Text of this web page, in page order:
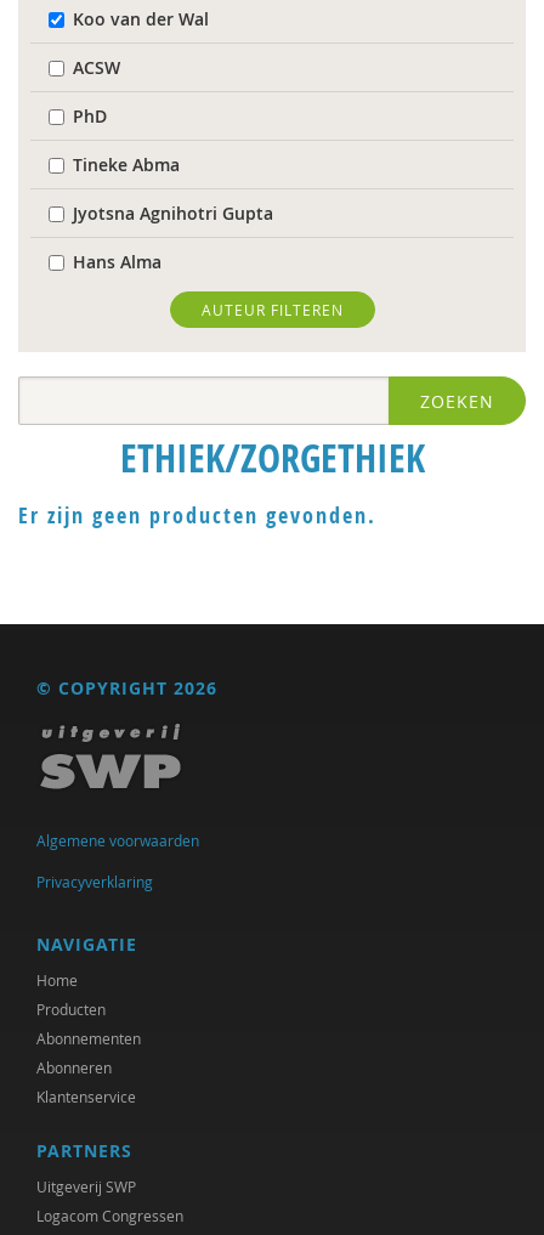
Koo van der Wal
ACSW
PhD
Tineke Abma
Jyotsna Agnihotri Gupta
Hans Alma
Christa Anbeek
Andries Baart
Geert Bettinger
Marieke Borren
Gustaaf Bos
Hielke Bosma
Bernice Bovenkerk
Arjan Broers
Richard Brons
Margreet Bruens
Richard de Brabander
Ed de Jonge
Marcel de Rooij
AUTEUR FILTEREN
ZOEKEN
ETHIEK/ZORGETHIEK
Er zijn geen producten gevonden.
© COPYRIGHT 2026
Algemene voorwaarden
Privacyverklaring
NAVIGATIE
Home
Producten
Abonnementen
Abonneren
Klantenservice
PARTNERS
Uitgeverij SWP
Logacom Congressen